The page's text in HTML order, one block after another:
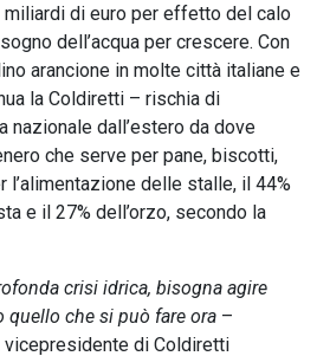
miliardi di euro per effetto del calo
dell’acqua per crescere. Con
arancione in molte città italiane e
la Coldiretti – rischia di
nazionale dall’estero da dove
che serve per pane, biscotti,
l’alimentazione delle stalle, il 44%
e il 27% dell’orzo, secondo la
crisi idrica, bisogna agire
che si può fare ora –
vicepresidente di Coldiretti